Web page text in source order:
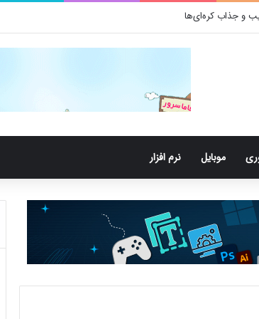
می‌توانند خطر ابتلا به آلزایمر را افزایش دهند
موبایل نرم افزار